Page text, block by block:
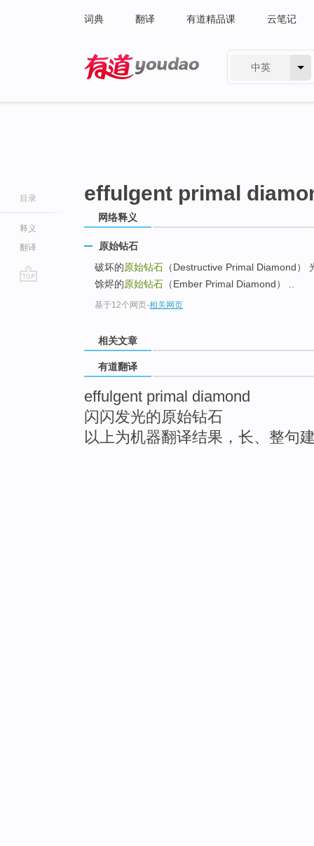
词典 翻译 有道精品课 云笔记
中英
目录
释义
翻译
effulgent primal
网络释义
原始钻石
破坏的原始钻石 （Destructive Primal Diamond）
馀烬的原始钻石 （Ember Primal Diamond） ..
基于12个网页-相关网页
相关文章
有道翻译
effulgent primal diamond
闪闪发光的原始钻石
以上为机器翻译结果，长、整句